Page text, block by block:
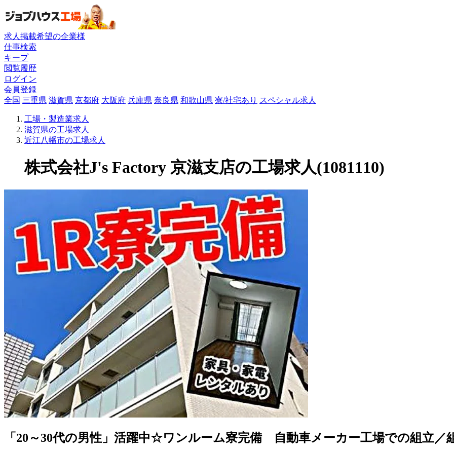
求人掲載希望の企業様
仕事検索
キープ
閲覧履歴
ログイン
会員登録
全国 三重県 滋賀県 京都府 大阪府 兵庫県 奈良県 和歌山県 寮/社宅あり スペシャル求人
工場・製造業求人
滋賀県の工場求人
近江八幡市の工場求人
株式会社J's Factory 京滋支店の工場求人(1081110)
「20～30代の男性」活躍中☆ワンルーム寮完備 自動車メーカー工場での組立／